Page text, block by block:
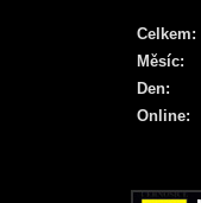
Online:
Celkem:
Měsíc:
Den: